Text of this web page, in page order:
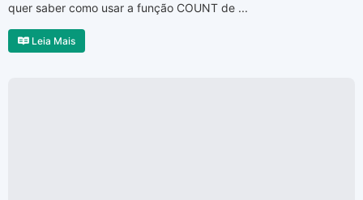
quer saber como usar a função COUNT de ...
Leia Mais